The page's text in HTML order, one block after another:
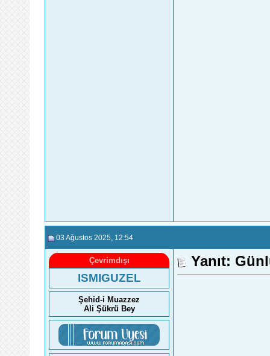
03 Ağustos 2025 , 12:54
Çevrimdışı
ISMIGUZEL
Şehid-i Muazzez
Ali Şükrü Bey
Yanıt: